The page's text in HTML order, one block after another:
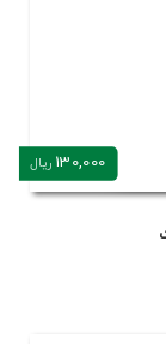
130,000 ریال